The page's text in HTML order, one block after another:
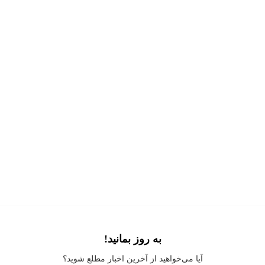
Application error: a client
-side exception has occurred while loading
به روز بمانید!
آیا می‌خواهید از آخرین اخبار مطلع شوید؟